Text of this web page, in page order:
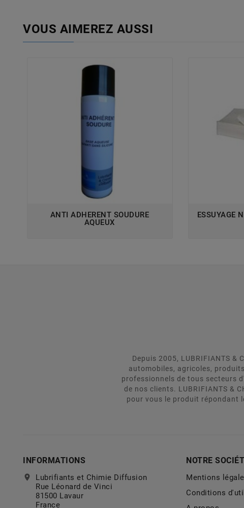
VOUS AIMEREZ AUSSI
ANTI ADHERENT SOUDURE
AQUEUX
ESSUYAGE
Depuis 2005, LUBRIFIANTS
automobiles, agricoles,
professionnels de tous secteurs
de nos clients. LUBRIFIANTS &
pour vous le produit répondant
INFORMATIONS
location_on
Lubrifiants et Chimie Diffusion
Rue Léonard de Vinci
81500 Lavaur
France
NOTRE
Mentions
Conditions